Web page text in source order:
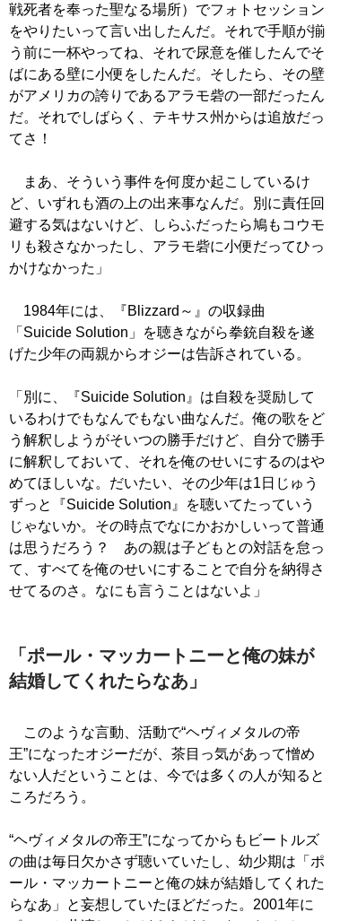
戦死者を奉った聖なる場所）でフォトセッション
をやりたいって言い出したんだ。それで手順が揃
う前に一杯やってね、それで尿意を催したんでそ
ばにある壁に小便をしたんだ。そしたら、その壁
がアメリカの誇りであるアラモ砦の一部だったん
だ。それでしばらく、テキサス州からは追放だっ
てさ！
まあ、そういう事件を何度か起こしているけ
ど、いずれも酒の上の出来事なんだ。別に責任回
避する気はないけど、しらふだったら鳩もコウモ
リも殺さなかったし、アラモ砦に小便だってひっ
かけなかった」
1984年には、『Blizzard～』の収録曲
「Suicide Solution」を聴きながら拳銃自殺を遂
げた少年の両親からオジーは告訴されている。
「別に、『Suicide Solution』は自殺を奨励して
いるわけでもなんでもない曲なんだ。俺の歌をど
う解釈しようがそいつの勝手だけど、自分で勝手
に解釈しておいて、それを俺のせいにするのはや
めてほしいな。だいたい、その少年は1日じゅう
ずっと『Suicide Solution』を聴いてたっていう
じゃないか。その時点でなにかおかしいって普通
は思うだろう？ あの親は子どもとの対話を怠っ
て、すべてを俺のせいにすることで自分を納得さ
せてるのさ。なにも言うことはないよ」
「ポール・マッカートニーと俺の妹が
結婚してくれたらなあ」
このような言動、活動で“ヘヴィメタルの帝
王”になったオジーだが、茶目っ気があって憎め
ない人だということは、今では多くの人が知ると
ころだろう。
“ヘヴィメタルの帝王”になってからもビートルズ
の曲は毎日欠かさず聴いていたし、幼少期は「ポ
ール・マッカートニーと俺の妹が結婚してくれた
らなあ」と妄想していたほどだった。2001年に